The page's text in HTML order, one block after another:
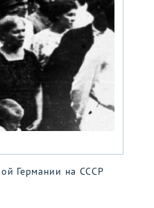
Германии на СССР